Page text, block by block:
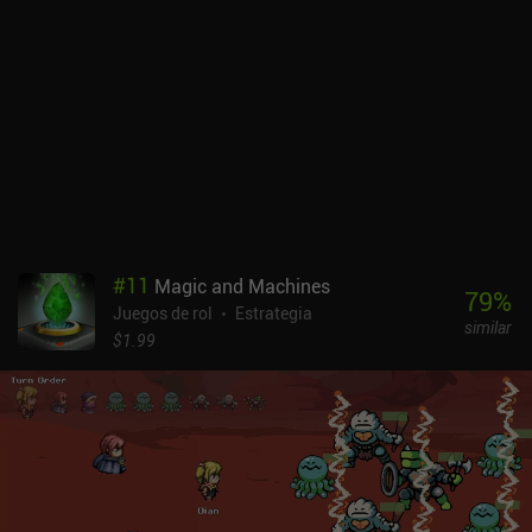
angloparlantes.Dragon Quest 2 es un juego premium de 4,99 $. Es
una maravillosa experiencia JRPG clásica con unas 15 horas de
juego. Los jugadores de la vieja escuela disfrutarán seguro con
#11 Magic and Machines
Juegos de rol
Estrategia
$1.99
79%
similar